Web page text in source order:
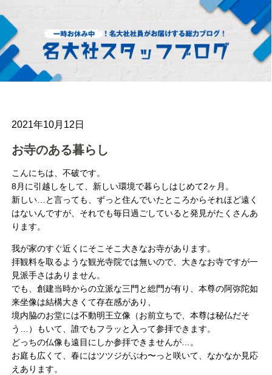
2021年10月12日
お寺のある暮らし
こんにちは、不破です。
8月に引越しをして、新しい環境で暮らしはじめて2ヶ月。
新しい…と言っても、ずっと住んでいたところからそれほど遠く
はないんですが、それでも毎日過ごしていると発見がたくさんあ
ります。
我が家のすぐ近くにそこそこ大きなお寺があります。
拝観料を取るような観光寺院では無いので、大きなお寺ですが一
見派手さはありません。
でも、創建当時からの立派な三門と総門が有り、本尊の阿弥陀如
来坐像は結構大きくて存在感があり、
境内脇のお堂には不動明王立像（お前立ちで、本尊は秘仏だそ
う…）もいて、誰でもフラッと入って参拝できます。
どっちの仏像も遠目にしか参拝できませんが…。
お庭も広くて、春にはツツジがぶわ〜っと咲いて、なかなか見応
えあります。